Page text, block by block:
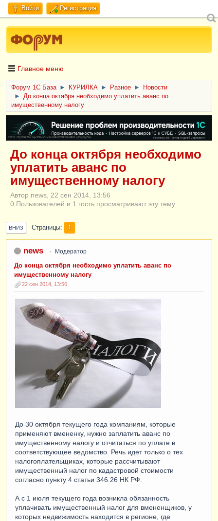
Войти Регистрация
Главное меню
Форум 1C База ► КУРИЛКА ► Разное ►
Новости
►
До конца октября необходимо уплатить аванс по
имущественному налогу
ERID: CQH36pWzJqVJD4xVLsnhcU4hVPNjkBZe8KKxjJiYySyZAz
До конца октября необходимо
уплатить аванс по
имущественному налогу
Автор news, 22 сен 2014, 13:56
0 Пользователей и 1 гость просматривают эту тему.
ВНИЗ Страницы 1
news Модератор
До конца октября необходимо уплатить аванс по
имущественному налогу
22 сен 2014, 13:56
До 30 октября текущего года компаниям, которые
применяют вмененку, нужно заплатить аванс по
имущественному налогу и отчитаться по уплате в
соответствующее ведомство. Речь идет только о тех
налогоплательщиках, которые рассчитывают
имущественный налог по кадастровой стоимости
согласно пункту 4 статьи 346.26 НК РФ.
А с 1 июля текущего года возникла обязанность
уплачивать имущественный налог для вмененщиков, у
которых недвижимость находится в регионе, где